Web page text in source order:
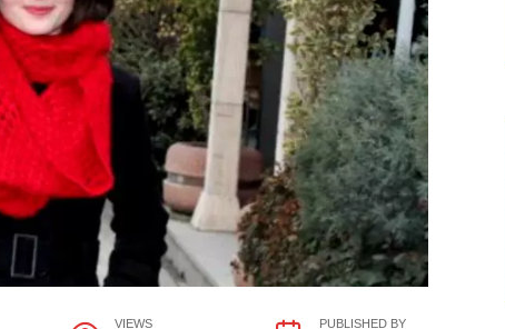
VIEWS PUBLISHED BY